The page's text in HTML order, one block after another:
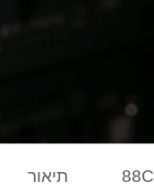
ציוד אנלוגי88C תיאור